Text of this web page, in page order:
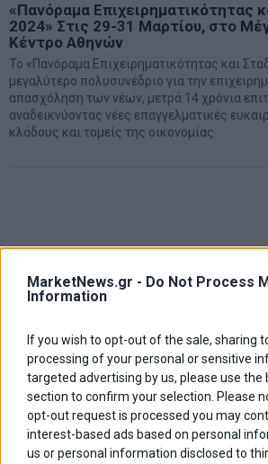
MarketNews.gr - Do Not Process
Information
If you wish to opt-out of the sale, sharing
processing of your personal or sensitive
targeted advertising by us, please use
section to confirm your selection. Please
opt-out request is processed you may
interest-based ads based on personal
us or personal information disclosed to
«Πανόραμα Επιχειρηματικότητας
2024» Στις 29-31 Μαρτίου, στο
Κέντρο Αθηνών
Το «Πανόραμα Επιχειρηματικότητας και
μεγαλύτερο πολυσυνέδριο για την
απασχόληση των νέων, μετρά 14 χρόνια
αναδεικνύοντας νέες επαγγελματικές
κλάδους και τομείς της οικονομίας